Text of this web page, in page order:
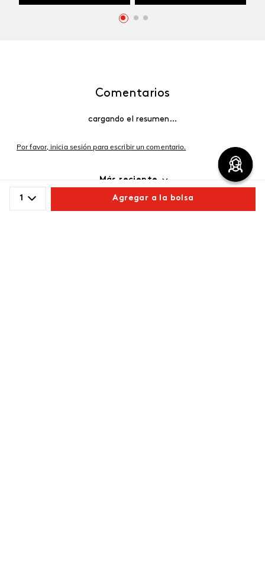
1 Agregar a la bolsa
Comentarios
cargando el resumen…
Por favor, inicia sesión para escribir un comentario.
Más reciente
Cargando comentarios…